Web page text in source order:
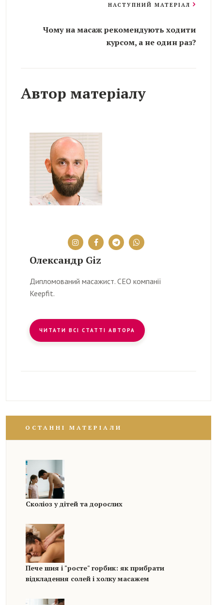
НАСТУПНИЙ МАТЕРІАЛ
Чому на масаж рекомендують ходити
курсом, а не один раз?
Автор матеріалу
Олександр Giz
Дипломований масажист. CEO компанії
Keepfit.
ЧИТАТИ ВСІ СТАТТІ АВТОРА
ОСТАННІ МАТЕРІАЛИ
Сколіоз у дітей та дорослих
Пече шия і "росте" горбик: як прибрати
відкладення солей і холку масажем